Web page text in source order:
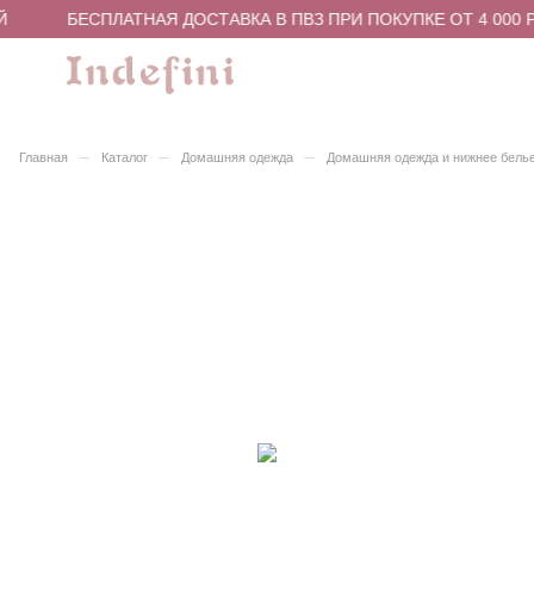
БЕСПЛАТНАЯ ДОСТАВКА В ПВЗ ПРИ ПОКУПКЕ ОТ 4 000
Главная – Каталог – Домашняя одежда – Домашняя одежда и нижнее